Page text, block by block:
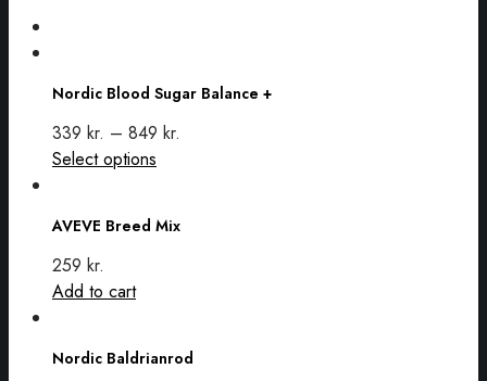
Sugar
Balance
+
Nordic Blood Sugar Balance +
339 kr. – 849 kr.
Select options
multiple
be
Mix
AVEVE Breed Mix
259 kr.
Add to cart
Nordic Baldrianrod